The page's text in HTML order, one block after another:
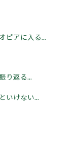
ピアに入る...
り返る...
いけない...